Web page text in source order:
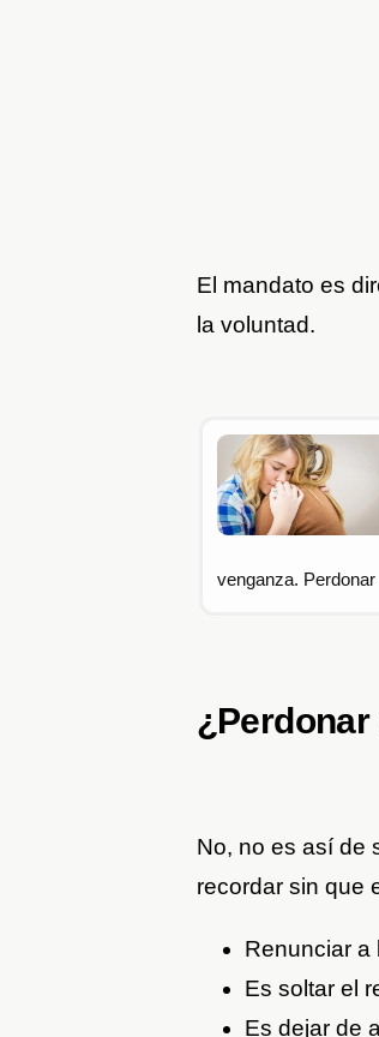
El mandato es
la voluntad.
venganza.
No, no es así de
recordar sin que
Renunciar a
Es soltar el
Es dejar de